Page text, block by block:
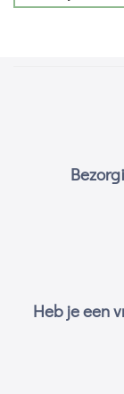
Heb je een